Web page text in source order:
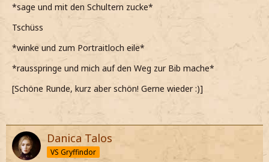
*sage und mit den Schultern zucke*
Tschüss
*winke und zum Portraitloch eile*
*rausspringe und mich auf den Weg zur Bib mache*
[Schöne Runde, kurz aber schön! Gerne wieder :)]
Danica Talos
VS Gryffindor